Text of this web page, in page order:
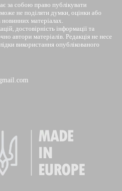
за собою право публікувати
не поділяти думки, оцінки або
матеріалах.
достовірність інформації та
автори матеріалів. Редакція не несе
використання опублікованого